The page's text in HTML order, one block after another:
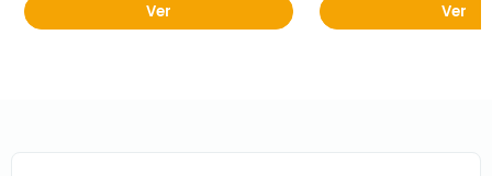
Ver Ver